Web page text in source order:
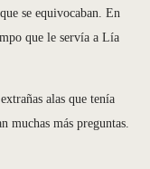
se equivocaban. En
que le servía a Lía
alas que tenía
muchas más preguntas.